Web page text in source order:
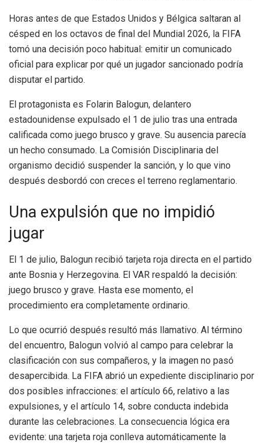
Horas antes de que Estados Unidos y Bélgica saltaran al
césped en los octavos de final del Mundial 2026, la FIFA
tomó una decisión poco habitual: emitir un comunicado
oficial para explicar por qué un jugador sancionado podría
disputar el partido.
El protagonista es Folarin Balogun, delantero
estadounidense expulsado el 1 de julio tras una entrada
calificada como juego brusco y grave. Su ausencia parecía
un hecho consumado. La Comisión Disciplinaria del
organismo decidió suspender la sanción, y lo que vino
después desbordó con creces el terreno reglamentario.
Una expulsión que no impidió
jugar
El 1 de julio, Balogun recibió tarjeta roja directa en el partido
ante Bosnia y Herzegovina. El VAR respaldó la decisión:
juego brusco y grave. Hasta ese momento, el
procedimiento era completamente ordinario.
Lo que ocurrió después resultó más llamativo. Al término
del encuentro, Balogun volvió al campo para celebrar la
clasificación con sus compañeros, y la imagen no pasó
desapercibida. La FIFA abrió un expediente disciplinario por
dos posibles infracciones: el artículo 66, relativo a las
expulsiones, y el artículo 14, sobre conducta indebida
durante las celebraciones. La consecuencia lógica era
evidente: una tarjeta roja conlleva automáticamente la